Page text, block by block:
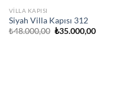
VILLA KAPISI
Siyah Villa Kapısı 312
₺48.000,00 Orijinal
₺35.000,00Şu